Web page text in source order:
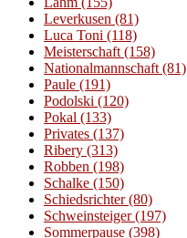
Leverkusen (81)
Luca Toni (118)
Meisterschaft (158)
Nationalmannschaft (81)
Paule (191)
Podolski (120)
Pokal (133)
Privates (137)
Ribery (313)
Robben (198)
Schalke (150)
Schiedsrichter(80)
Schweinsteiger(197)
Sommerpause (398)